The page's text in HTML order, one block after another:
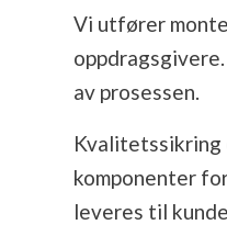
Vi utfører
av prosessen.
Kvalitetssikring
komponenter
leveres til